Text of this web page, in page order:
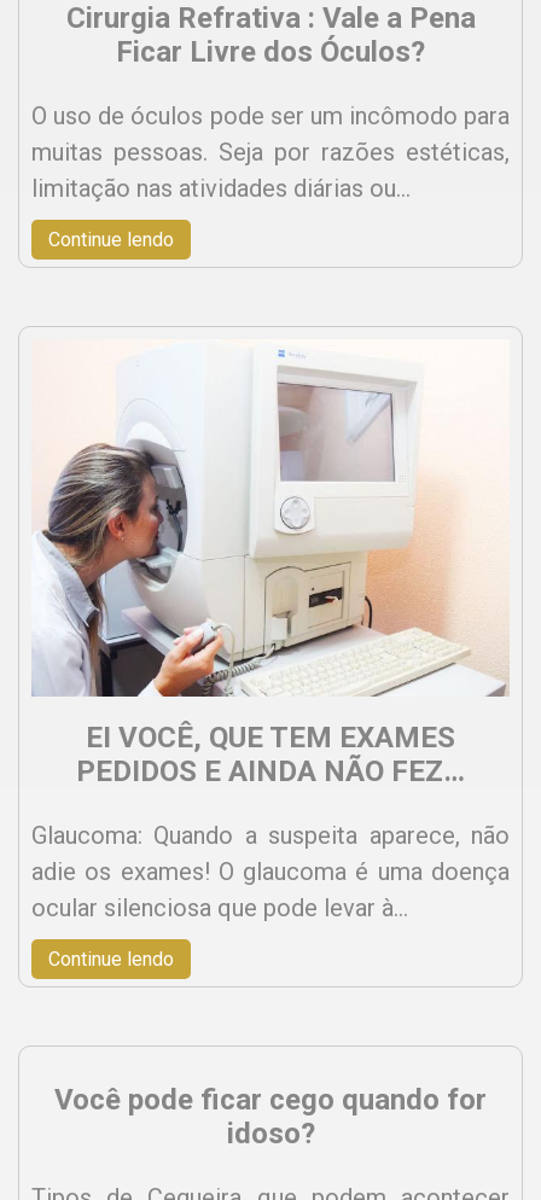
Cirurgia Refrativa : Vale a Pena
Ficar Livre dos Óculos?
O uso de óculos pode ser um incômodo para
muitas pessoas. Seja por razões estéticas,
limitação nas atividades diárias ou…
Continue lendo
EI VOCÊ, QUE TEM EXAMES
PEDIDOS E AINDA NÃO FEZ…
Glaucoma: Quando a suspeita aparece, não
adie os exames! O glaucoma é uma doença
ocular silenciosa que pode levar à…
Continue lendo
Você pode ficar cego quando for
idoso?